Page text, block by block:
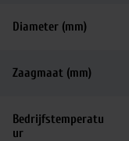
Diameter (mm)
Zaagmaat (mm)
Bedrijfstemperatu
ur